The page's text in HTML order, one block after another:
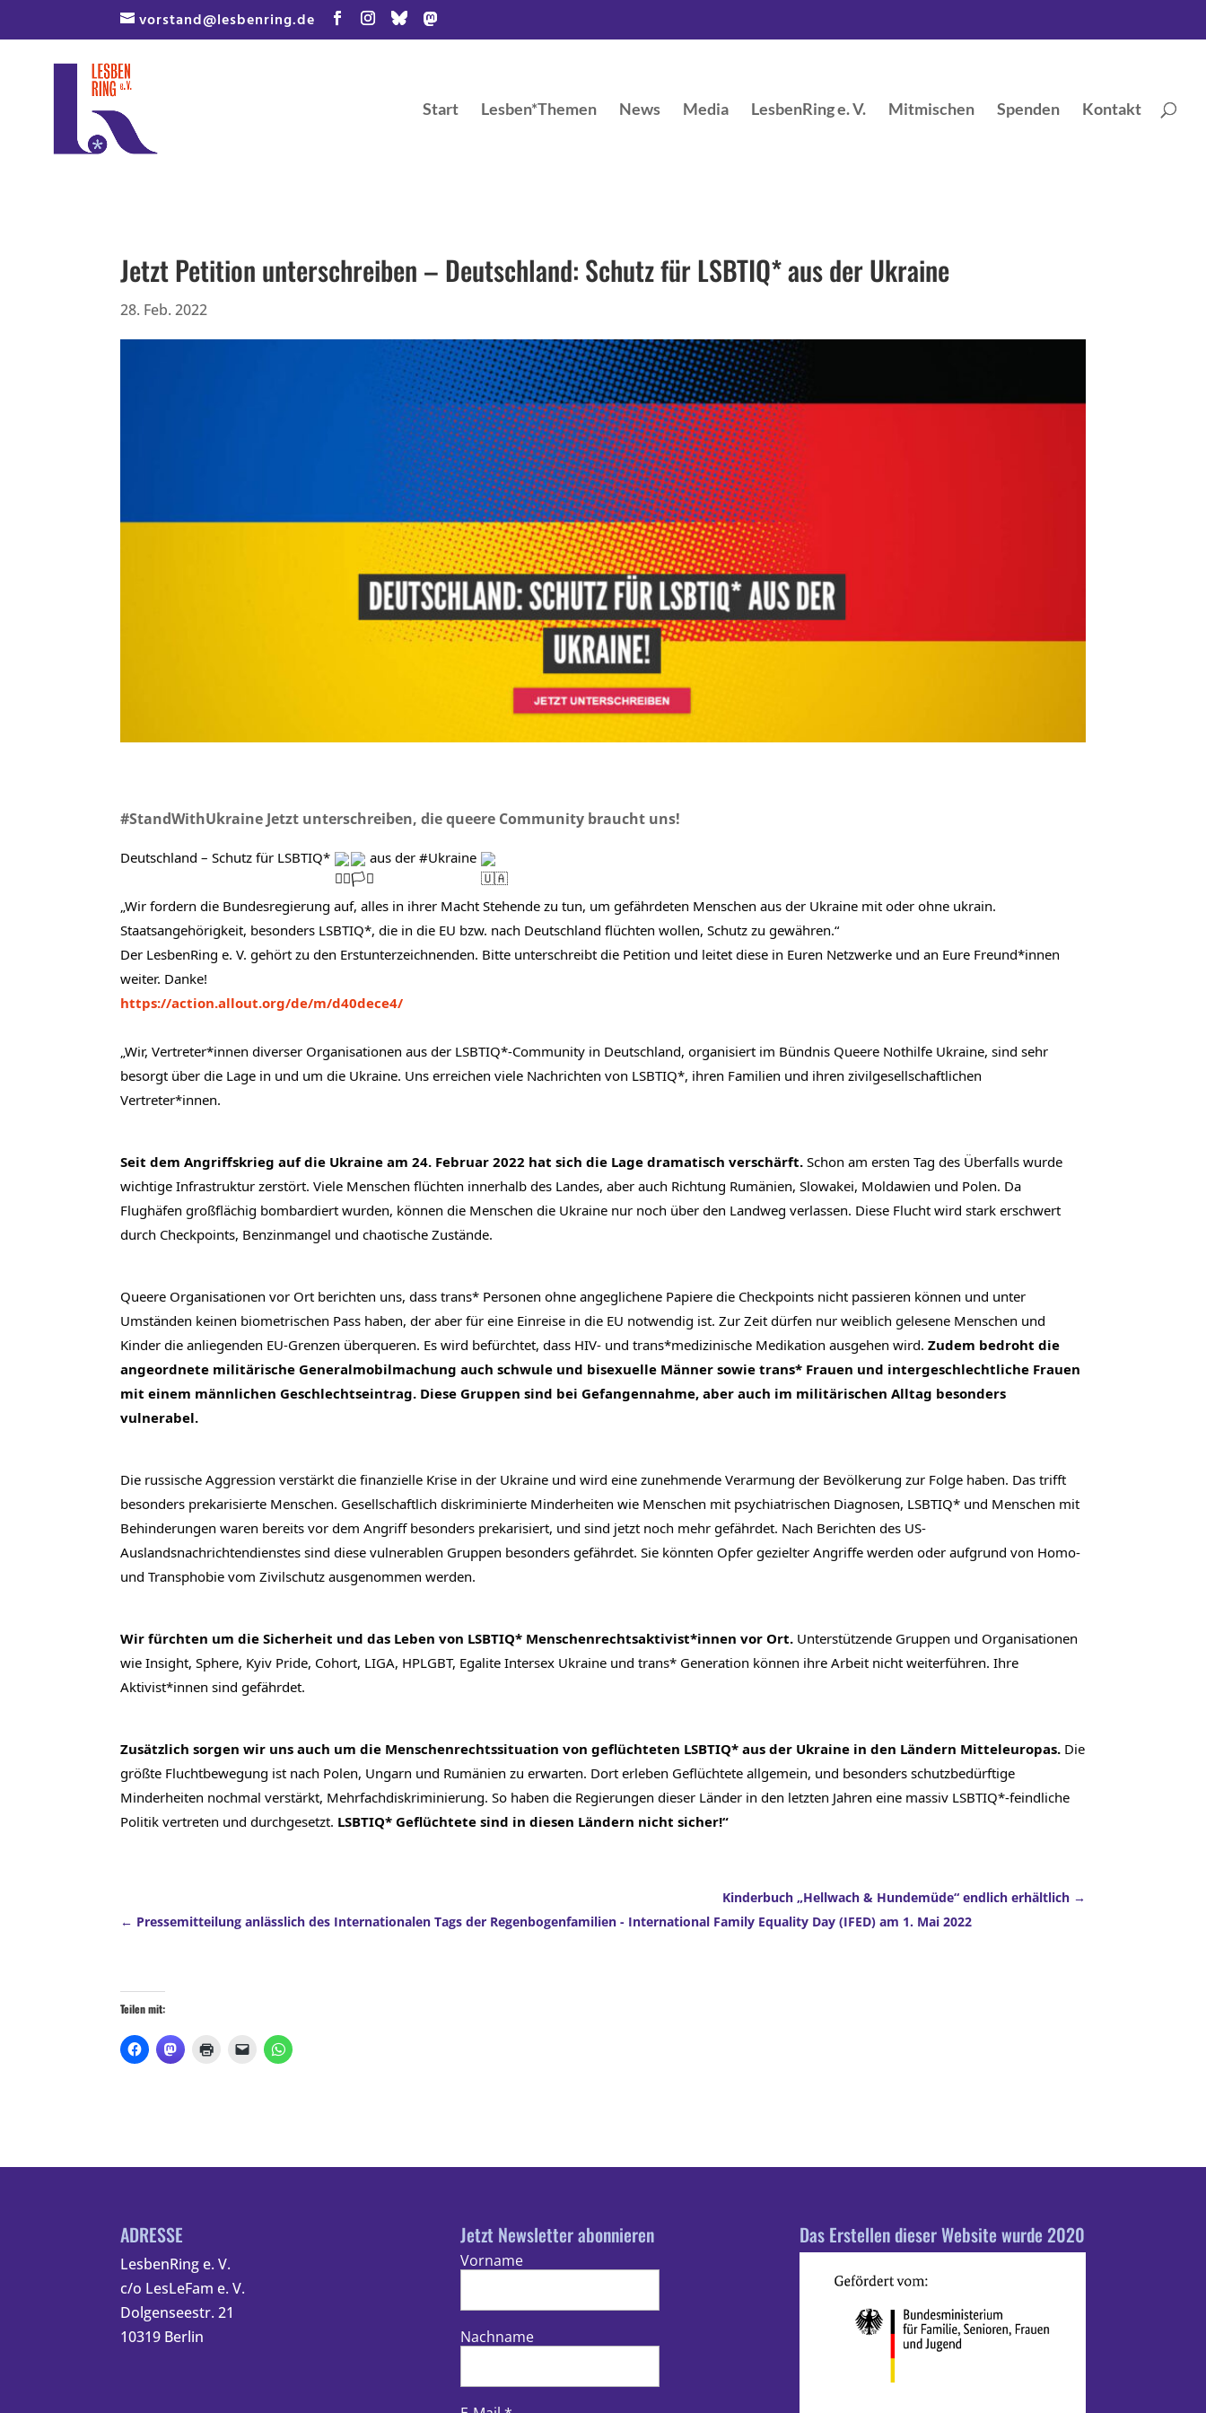
content
vorstand@lesbenring.de
Start Lesben*Themen News Media LesbenRing e. V. Mitmischen Spenden Kontakt
Jetzt Petition unterschreiben – Deutschland: Schutz für LSBTIQ* aus der Ukraine
28. Feb. 2022
#StandWithUkraine Jetzt unterschreiben, die queere Community braucht uns!
Deutschland – Schutz für LSBTIQ* aus der #Ukraine
„Wir fordern die Bundesregierung auf, alles in ihrer Macht Stehende zu tun, um gefährdeten Menschen aus der Ukraine mit oder ohne ukrain.
Staatsangehörigkeit, besonders LSBTIQ*, die in die EU bzw. nach Deutschland flüchten wollen, Schutz zu gewähren.“
Der LesbenRing e. V. gehört zu den Erstunterzeichnenden. Bitte unterschreibt die Petition und leitet diese in Euren Netzwerke und an Eure Freund*innen
weiter. Danke!
https://action.allout.org/de/m/d40dece4/
„Wir, Vertreter*innen diverser Organisationen aus der LSBTIQ*-Community in Deutschland, organisiert im Bündnis Queere Nothilfe Ukraine, sind sehr
besorgt über die Lage in und um die Ukraine. Uns erreichen viele Nachrichten von LSBTIQ*, ihren Familien und ihren zivilgesellschaftlichen
Vertreter*innen.
Seit dem Angriffskrieg auf die Ukraine am 24. Februar 2022 hat sich die Lage dramatisch verschärft. Schon am ersten Tag des Überfalls wurde
wichtige Infrastruktur zerstört. Viele Menschen flüchten innerhalb des Landes, aber auch Richtung Rumänien, Slowakei, Moldawien und Polen. Da
Flughäfen großflächig bombardiert wurden, können die Menschen die Ukraine nur noch über den Landweg verlassen. Diese Flucht wird stark erschwert
durch Checkpoints, Benzinmangel und chaotische Zustände.
Queere Organisationen vor Ort berichten uns, dass trans* Personen ohne angeglichene Papiere die Checkpoints nicht passieren können und unter
Umständen keinen biometrischen Pass haben, der aber für eine Einreise in die EU notwendig ist. Zur Zeit dürfen nur weiblich gelesene Menschen und
Kinder die anliegenden EU-Grenzen überqueren. Es wird befürchtet, dass HIV- und trans*medizinische Medikation ausgehen wird. Zudem bedroht die
angeordnete militärische Generalmobilmachung auch schwule und bisexuelle Männer sowie trans* Frauen und intergeschlechtliche Frauen
mit einem männlichen Geschlechtseintrag. Diese Gruppen sind bei Gefangennahme, aber auch im militärischen Alltag besonders
vulnerabel.
Die russische Aggression verstärkt die finanzielle Krise in der Ukraine und wird eine zunehmende Verarmung der Bevölkerung zur Folge haben. Das trifft
besonders prekarisierte Menschen. Gesellschaftlich diskriminierte Minderheiten wie Menschen mit psychiatrischen Diagnosen, LSBTIQ* und Menschen mit
Behinderungen waren bereits vor dem Angriff besonders prekarisiert, und sind jetzt noch mehr gefährdet. Nach Berichten des US-
Auslandsnachrichtendienstes sind diese vulnerablen Gruppen besonders gefährdet. Sie könnten Opfer gezielter Angriffe werden oder aufgrund von Homo-
und Transphobie vom Zivilschutz ausgenommen werden.
Wir fürchten um die Sicherheit und das Leben von LSBTIQ* Menschenrechtsaktivist*innen vor Ort. Unterstützende Gruppen und Organisationen
wie Insight, Sphere, Kyiv Pride, Cohort, LIGA, HPLGBT, Egalite Intersex Ukraine und trans* Generation können ihre Arbeit nicht weiterführen. Ihre
Aktivist*innen sind gefährdet.
Zusätzlich sorgen wir uns auch um die Menschenrechtssituation von geflüchteten LSBTIQ* aus der Ukraine in den Ländern Mitteleuropas. Die
größte Fluchtbewegung ist nach Polen, Ungarn und Rumänien zu erwarten. Dort erleben Geflüchtete allgemein, und besonders schutzbedürftige
Minderheiten nochmal verstärkt, Mehrfachdiskriminierung. So haben die Regierungen dieser Länder in den letzten Jahren eine massiv LSBTIQ*-feindliche
Politik vertreten und durchgesetzt. LSBTIQ* Geflüchtete sind in diesen Ländern nicht sicher!“
Kinderbuch „Hellwach & Hundemüde“ endlich erhältlich
Pressemitteilung anlässlich des Internationalen Tags der Regenbogenfamilien - International Family Equality Day (IFED) am 1. Mai 2022
Teilen mit:
ADRESSE
LesbenRing e. V.
c/o LesLeFam e. V.
Dolgenseestr. 21
10319 Berlin
Jetzt Newsletter abonnieren
Vorname
Nachname
Das Erstellen dieser Website wurde 2020